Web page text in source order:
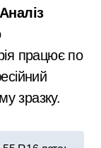
працює по
зразку.